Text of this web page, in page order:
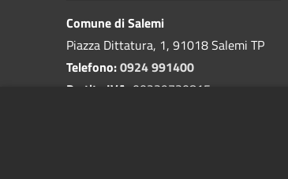
Comune di Salemi
Piazza Dittatura, 1, 91018 Salemi TP
Telefono:0924 991400
Partita IVA: 00239730815